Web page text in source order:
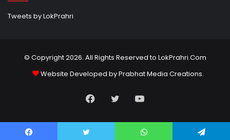
Tweets by LokPrahri
© Copyright 2026. All Rights Reserved to LokPrahri.Com
Website Developed byPrabhat Media Creations.
Facebook
TwitterYouTube